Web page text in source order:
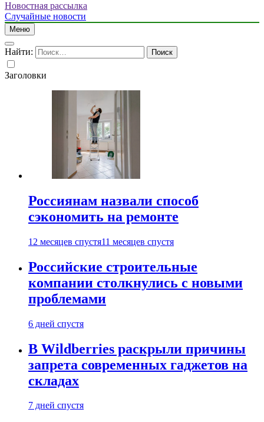
Новостная рассылка
Случайные новости
Меню
Найти:
Заголовки
Россиянам назвали способ
сэкономить на ремонте
12 месяцев спустя11 месяцев спустя
Российские строительные
компании столкнулись с новыми
проблемами
6 дней спустя
В Wildberries раскрыли причины
запрета современных гаджетов на
складах
7 дней спустя